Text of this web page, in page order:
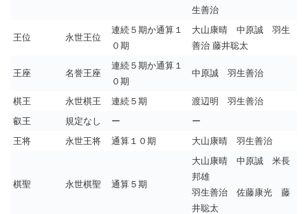
生善治
王位 永世王位
連続５期か通算１
０期
大山康晴 中原誠 羽生
善治 藤井聡太
王座 名誉王座
連続５期か通算１
０期
中原誠 羽生善治
棋王 永世棋王 連続５期
渡辺明 羽生善治
叡王
規定なし ー
ー
王将
永世王将 通算１０期 大山康晴 羽生善治
棋聖 永世棋聖 通算５期
大山康晴 中原誠 米長
邦雄
羽生善治 佐藤康光 藤
井聡太